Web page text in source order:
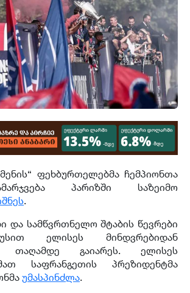
ფეხბურთელებმა ჩემპიონთა
პარიზში საზეიმო
.
და სამწვრთნელო შტაბის წევრები
ელისეს მინდვრებიდან
თაღამდე გაიარეს. ელისეს
საფრანგეთის პრეზიდენტმა
უმასპინძლა.